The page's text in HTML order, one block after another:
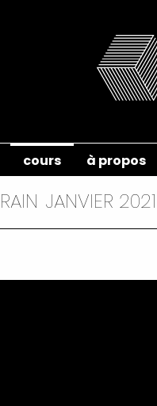
cours à propos
JANVIER 2021